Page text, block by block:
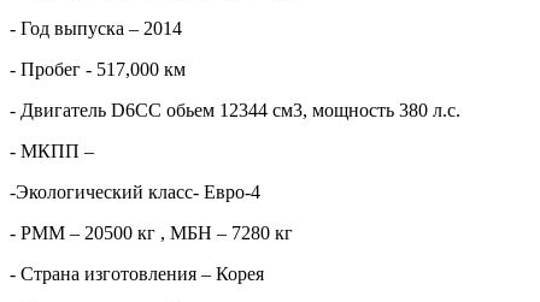
- Год выпуска – 2014
- Пробег - 517,000 км
- Двигатель D6CC обьем 12344 см3, мощность 380 л.с.
- МКПП –
-Экологический класс- Евро-4
- РММ – 20500 кг , МБН – 7280 кг
- Страна изготовления – Корея